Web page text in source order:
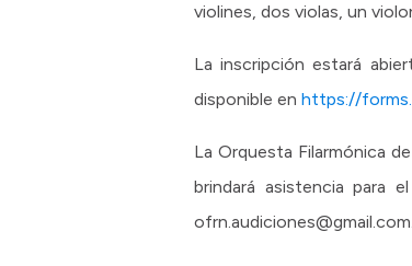
violines, dos violas, un
La inscripción estará
disponible en https://
La Orquesta Filarmónica
brindará asistencia para
ofrn.audiciones@gmail.com.